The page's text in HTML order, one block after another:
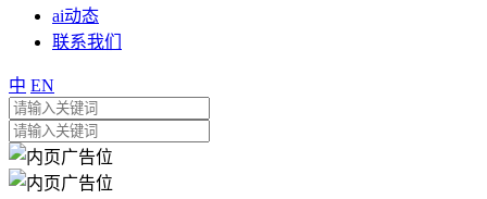
ai动态
联系我们
中 EN